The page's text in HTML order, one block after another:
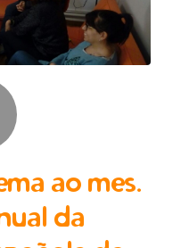
ao mes.
da